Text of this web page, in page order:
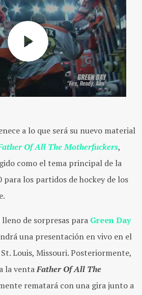
a lo que será su nuevo material
Of All The Motherfuckers,
como el tema principal de la
los partidos de hockey de los
de sorpresas para Green Day
una presentación en vivo en el
Louis, Missouri. Posteriormente,
la ventaFather Of All The
rematará con una gira junto a